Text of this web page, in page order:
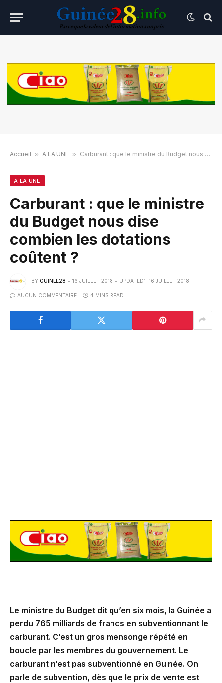
Accueil » A LA UNE » Carburant : que le ministre du Budget nous dise combien les dotations coûtent ?
A LA UNE
Carburant : que le ministre
du Budget nous dise
combien les dotations
coûtent ?
BY GUINEE28 16 JUILLET 2018 UPDATED: 16 JUILLET 2018
AUCUN COMMENTAIRE 4 MINS READ
Le ministre du Budget dit qu’en six mois, la Guinée a
perdu 765 milliards de francs en subventionnant le
carburant. C’est un gros mensonge répété en
boucle par les membres du gouvernement. Le
carburant n’est pas subventionné en Guinée. On
parle de subvention, dès que le prix de vente est